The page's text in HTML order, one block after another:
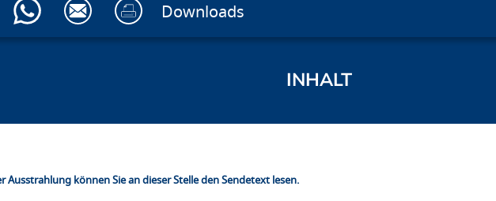
Downloads
Ausstrahlung können Sie an dieser Stelle den Sendetext lesen.